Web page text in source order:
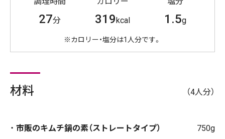
27分 319kcal 1.5g
※カロリー・塩分は1人分です。
材料 （4人分）
市販のキムチ鍋の素（ストレートタイプ）
750g